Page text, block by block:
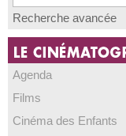
Recherche avancée
Agenda
Films
Cinéma des Enfants